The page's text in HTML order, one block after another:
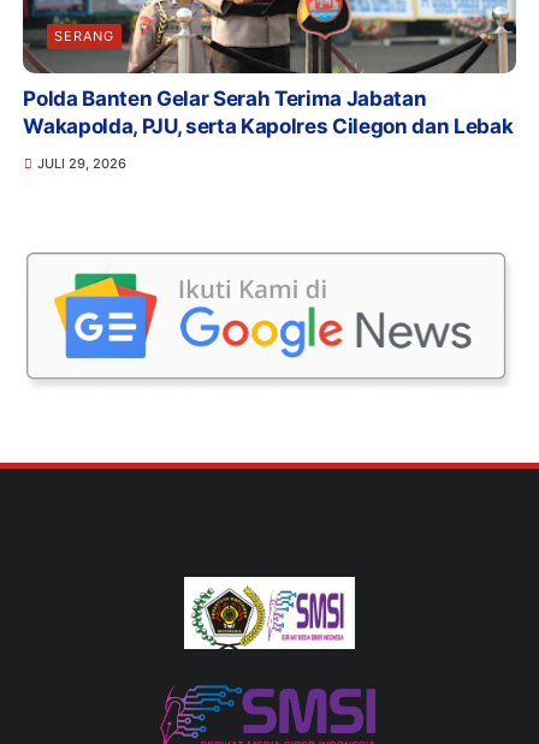
SERANG
Polda Banten Gelar Serah Terima Jabatan
Wakapolda, PJU, serta Kapolres Cilegon dan Lebak
JULI 29, 2026